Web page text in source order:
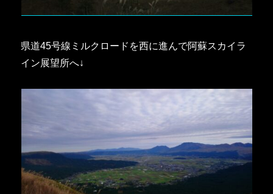
県道45号線ミルクロードを西に進んで阿蘇スカイラ
イン展望所へ↓